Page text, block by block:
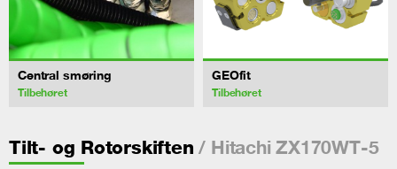
Central smøring
Tilbehøret
GEOfit
Tilbehøret
Tilt- og Rotorskiften / Hitachi ZX170WT-5